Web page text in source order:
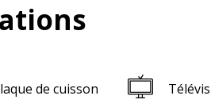
de cuisson